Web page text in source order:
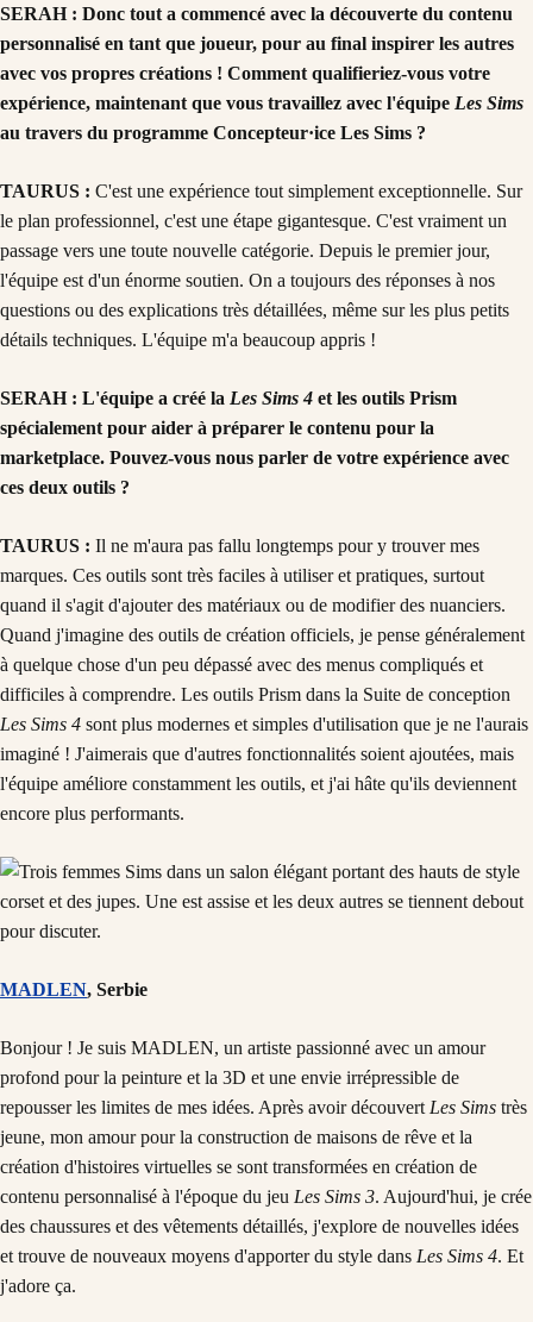
SERAH : Donc tout a commencé avec la découverte du contenu
personnalisé en tant que joueur, pour au final inspirer les autres
avec vos propres créations ! Comment qualifieriez-vous votre
expérience, maintenant que vous travaillez avec l'équipe Les Sims
au travers du programme Concepteur·ice Les Sims ?
TAURUS : C'est une expérience tout simplement exceptionnelle. Sur
le plan professionnel, c'est une étape gigantesque. C'est vraiment un
passage vers une toute nouvelle catégorie. Depuis le premier jour,
l'équipe est d'un énorme soutien. On a toujours des réponses à nos
questions ou des explications très détaillées, même sur les plus petits
détails techniques. L'équipe m'a beaucoup appris !
SERAH : L'équipe a créé la Les Sims 4 et les outils Prism
spécialement pour aider à préparer le contenu pour la
marketplace. Pouvez-vous nous parler de votre expérience avec
ces deux outils ?
TAURUS : Il ne m'aura pas fallu longtemps pour y trouver mes
marques. Ces outils sont très faciles à utiliser et pratiques, surtout
quand il s'agit d'ajouter des matériaux ou de modifier des nuanciers.
Quand j'imagine des outils de création officiels, je pense généralement
à quelque chose d'un peu dépassé avec des menus compliqués et
difficiles à comprendre. Les outils Prism dans la Suite de conception
Les Sims 4 sont plus modernes et simples d'utilisation que je ne l'aurais
imaginé ! J'aimerais que d'autres fonctionnalités soient ajoutées, mais
l'équipe améliore constamment les outils, et j'ai hâte qu'ils deviennent
encore plus performants.
MADLEN, Serbie
Bonjour ! Je suis MADLEN, un artiste passionné avec un amour
profond pour la peinture et la 3D et une envie irrépressible de
repousser les limites de mes idées. Après avoir découvert Les Sims très
jeune, mon amour pour la construction de maisons de rêve et la
création d'histoires virtuelles se sont transformées en création de
contenu personnalisé à l'époque du jeu Les Sims 3. Aujourd'hui, je crée
des chaussures et des vêtements détaillés, j'explore de nouvelles idées
et trouve de nouveaux moyens d'apporter du style dans Les Sims 4. Et
j'adore ça.